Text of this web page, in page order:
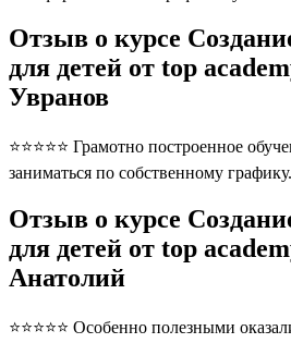
Отзыв о курсе
для детей от top
Увранов
⭐⭐⭐⭐⭐ Грамотно построенное
заниматься по собственному графику.
Отзыв о курсе
для детей от top
Анатолий
⭐⭐⭐⭐⭐ Особенно полезными